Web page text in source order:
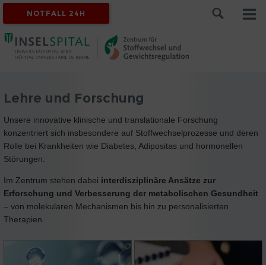
NOTFALL 24H
Lehre und Forschung
Unsere innovative klinische und translationale Forschung
konzentriert sich insbesondere auf Stoffwechselprozesse und deren
Rolle bei Krankheiten wie Diabetes, Adipositas und hormonellen
Störungen.
Im Zentrum stehen dabei interdisziplinäre Ansätze zur
Erforschung und Verbesserung der metabolischen Gesundheit
– von molekularen Mechanismen bis hin zu personalisierten
Therapien.